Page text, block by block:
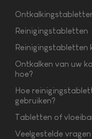
Reinigingstabletten
Reinigingstabletten
Ontkalken van uw
hoe?
Hoe
gebruiken?
Tabletten of
Veelgestelde vragen